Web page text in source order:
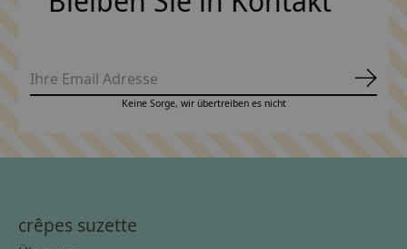
Keine Sorge, wir übertreiben es nicht
crêpes suzette